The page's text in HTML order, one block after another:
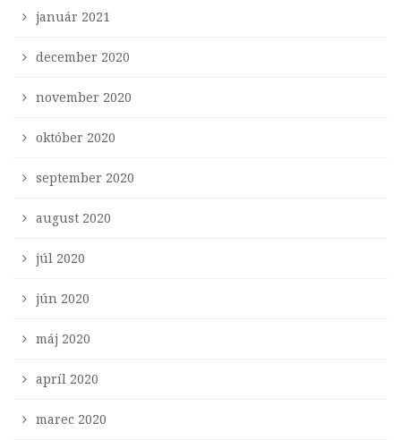
január 2021
december 2020
november 2020
október 2020
september 2020
august 2020
júl 2020
jún 2020
máj 2020
apríl 2020
marec 2020